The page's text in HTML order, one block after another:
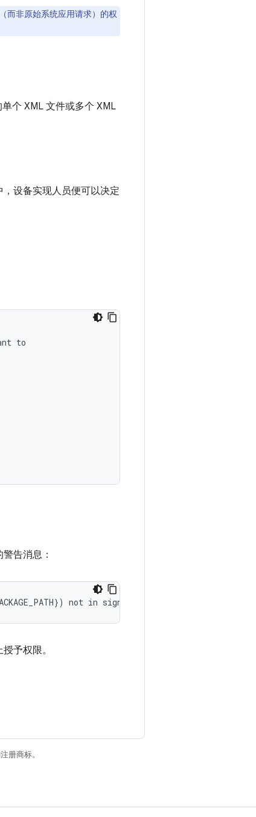
而非原始系统应用请求）的权
单个 XML 文件或多个 XML
设备实现人员便可以决定
告消息：
予权限。
册商标。